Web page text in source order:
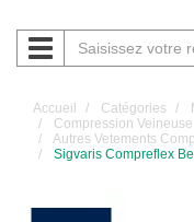
Navigation
Accueil Catégories
Compression Veineuse
Autres Vetements
Sigvaris Compreflex